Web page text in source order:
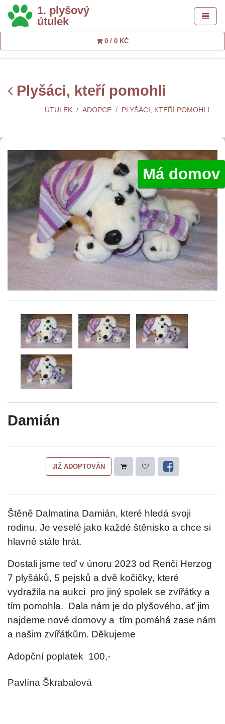
1. plyšový
útulek
Toggle
0 / 0 KČ
Plyšáci, kteří pomohli
ÚTULEK ADOPCE PLYŠÁCI, KTEŘÍ POMOHLI
Má domov
Damián
JIŽ ADOPTOVÁN
Štěně Dalmatina Damián, které hledá svoji
rodinu. Je veselé jako každé štěnisko a chce si
hlavně stále hrát.
Dostali jsme teď v únoru 2023 od Renči Herzog
7 plyšáků, 5 pejsků a dvě kočičky, které
vydražila na aukci pro jiný spolek se zvířátky a
tím pomohla. Dala nám je do plyšového, ať jim
najdeme nové domovy a tím pomáhá zase nám
a našim zvířátkům. Děkujeme
Adopční poplatek 100,-
Pavlína Škrabalová